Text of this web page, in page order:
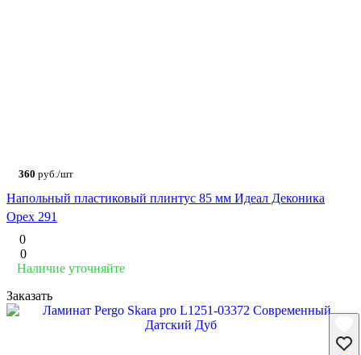
360 руб./шт
Напольный пластиковый плинтус 85 мм Идеал Деконика
Орех 291
0
0
Наличие уточняйте
Заказать